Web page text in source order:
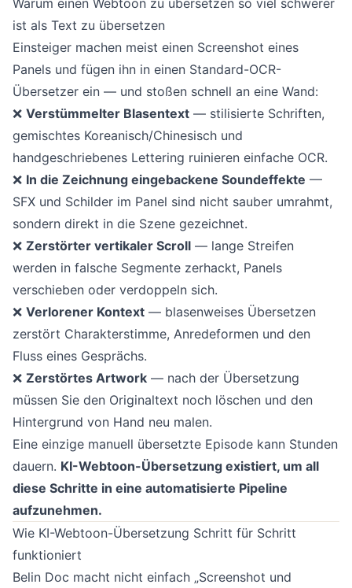
Warum einen Webtoon zu übersetzen so viel schwerer
ist als Text zu übersetzen
Einsteiger machen meist einen Screenshot eines
Panels und fügen ihn in einen Standard-OCR-
Übersetzer ein — und stoßen schnell an eine Wand:
❌ Verstümmelter Blasentext — stilisierte Schriften,
gemischtes Koreanisch/Chinesisch und
handgeschriebenes Lettering ruinieren einfache OCR.
❌ In die Zeichnung eingebackene Soundeffekte —
SFX und Schilder im Panel sind nicht sauber umrahmt,
sondern direkt in die Szene gezeichnet.
❌ Zerstörter vertikaler Scroll — lange Streifen
werden in falsche Segmente zerhackt, Panels
verschieben oder verdoppeln sich.
❌ Verlorener Kontext — blasenweises Übersetzen
zerstört Charakterstimme, Anredeformen und den
Fluss eines Gesprächs.
❌ Zerstörtes Artwork — nach der Übersetzung
müssen Sie den Originaltext noch löschen und den
Hintergrund von Hand neu malen.
Eine einzige manuell übersetzte Episode kann Stunden
dauern. KI-Webtoon-Übersetzung existiert, um all
diese Schritte in eine automatisierte Pipeline
aufzunehmen.
Wie KI-Webtoon-Übersetzung Schritt für Schritt
funktioniert
Belin Doc macht nicht einfach „Screenshot und